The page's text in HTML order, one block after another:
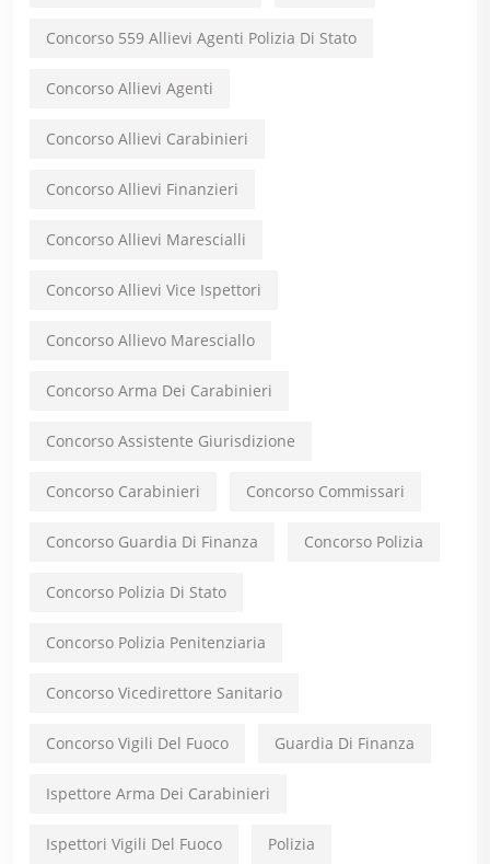
Concorso 559 Allievi Agenti Polizia Di Stato
Concorso Allievi Agenti
Concorso Allievi Carabinieri
Concorso Allievi Finanzieri
Concorso Allievi Marescialli
Concorso Allievi Vice Ispettori
Concorso Allievo Maresciallo
Concorso Arma Dei Carabinieri
Concorso Assistente Giurisdizione
Concorso Carabinieri Concorso Commissari
Concorso Guardia Di Finanza Concorso Polizia
Concorso Polizia Di Stato
Concorso Polizia Penitenziaria
Concorso Vicedirettore Sanitario
Concorso Vigili Del Fuoco Guardia Di Finanza
Ispettore Arma Dei Carabinieri
Ispettori Vigili Del Fuoco Polizia